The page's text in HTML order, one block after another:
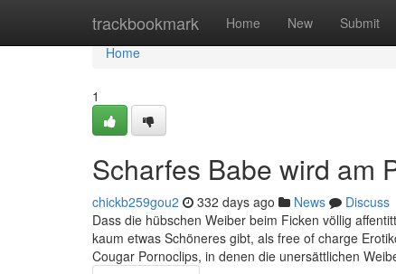
trackbookmark Home New Submit
Home
Home
1
Scharfes Babe wird am
chickb259gou2 332 days ago News
Discuss
Dass die hübschen Weiber beim Ficken völlig
kaum etwas Schöneres gibt, als free of charge
Cougar Pornoclips, in denen die unersättlichen